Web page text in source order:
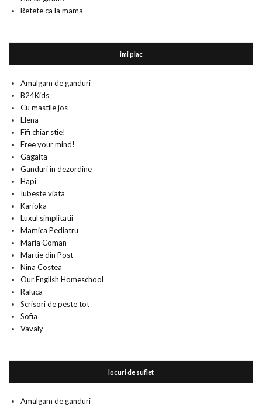
Retete ca la mama
imi plac
Amalgam de ganduri
B24Kids
Cu mastile jos
Elena
Fifi chiar stie!
Free your mind!
Gagaita
Ganduri in dezordine
Hapi
Iubeste viata
Karioka
Luxul simplitatii
Mamica Pediatru
Maria Coman
Martie din Post
Nina Costea
Our English Homeschool
Raluca
Scrisori de peste tot
Sofia
Vavaly
locuri de suflet
Amalgam de ganduri